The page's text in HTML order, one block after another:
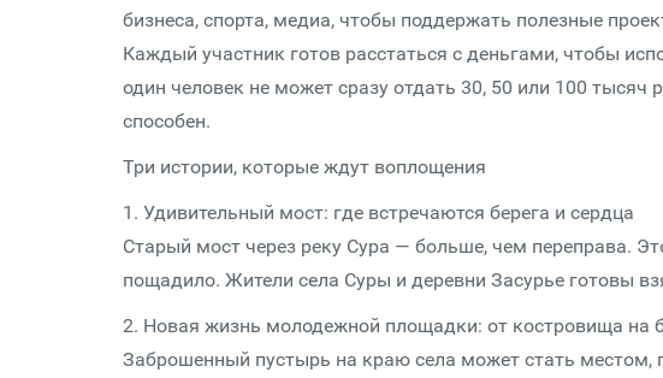
бизнеса, спорта, медиа, чтобы поддержать полезные
Каждый участник готов расстаться с деньгами, чтобы
один человек не может сразу отдать 30, 50 или 100 тысяч
способен.
Три истории, которые ждут воплощения
1. Удивительный мост: где встречаются берега и сердца
Старый мост через реку Сура — больше, чем переправа.
пощадило. Жители села Суры и деревни Засурье готовы
2. Новая жизнь молодежной площадки: от костровища на
Заброшенный пустырь на краю села может стать местом,